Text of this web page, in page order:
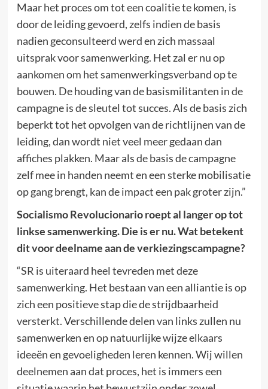
Maar het proces om tot een coalitie te komen, is
door de leiding gevoerd, zelfs indien de basis
nadien geconsulteerd werd en zich massaal
uitsprak voor samenwerking. Het zal er nu op
aankomen om het samenwerkingsverband op te
bouwen. De houding van de basismilitanten in de
campagne is de sleutel tot succes. Als de basis zich
beperkt tot het opvolgen van de richtlijnen van de
leiding, dan wordt niet veel meer gedaan dan
affiches plakken. Maar als de basis de campagne
zelf mee in handen neemt en een sterke mobilisatie
op gang brengt, kan de impact een pak groter zijn.”
Socialismo Revolucionario roept al langer op tot
linkse samenwerking. Die is er nu. Wat betekent
dit voor deelname aan de verkiezingscampagne?
“SR is uiteraard heel tevreden met deze
samenwerking. Het bestaan van een alliantie is op
zich een positieve stap die de strijdbaarheid
versterkt. Verschillende delen van links zullen nu
samenwerken en op natuurlijke wijze elkaars
ideeën en gevoeligheden leren kennen. Wij willen
deelnemen aan dat proces, het is immers een